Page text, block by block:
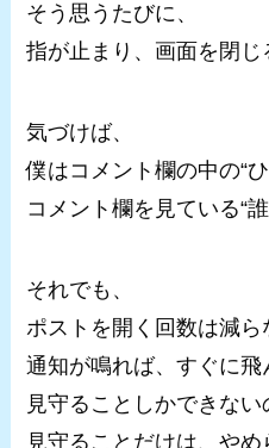
そう思うたびに、
指が止まり、画面を閉じ
気づけば、
僕はコメント欄の中の“ひ
コメント欄を見ている“
それでも、
ポストを開く回数は減ら
通知が鳴れば、すぐに飛
見守ることしかできない
見守ることだけは、やめ